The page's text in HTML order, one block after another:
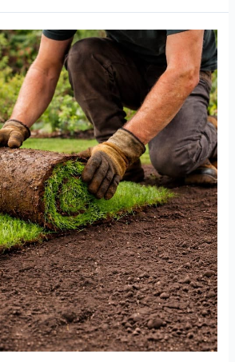
زراعة
العشب
الطبيعي
بالمدينة
المنورة
|0548440516